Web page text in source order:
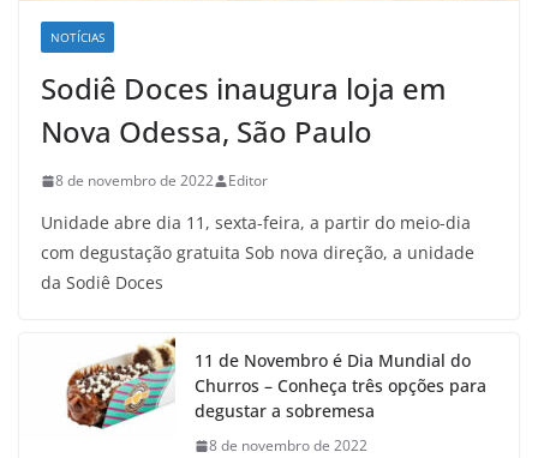
NOTÍCIAS
Sodiê Doces inaugura loja em
Nova Odessa, São Paulo
8 de novembro de 2022 Editor
Unidade abre dia 11, sexta-feira, a partir do meio-dia
com degustação gratuita Sob nova direção, a unidade
da Sodiê Doces
11 de Novembro é Dia Mundial do
Churros – Conheça três opções para
degustar a sobremesa
8 de novembro de 2022